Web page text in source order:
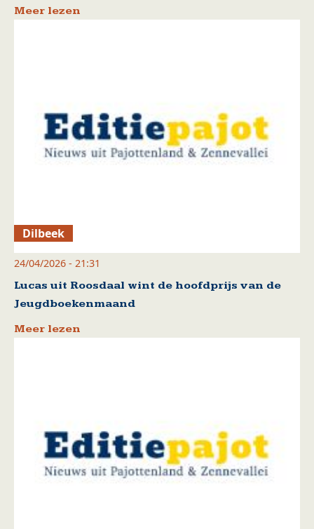
Meer lezen
Dilbeek
24/04/2026 - 21:31
Lucas uit Roosdaal wint de hoofdprijs van de
Jeugdboekenmaand
Meer lezen